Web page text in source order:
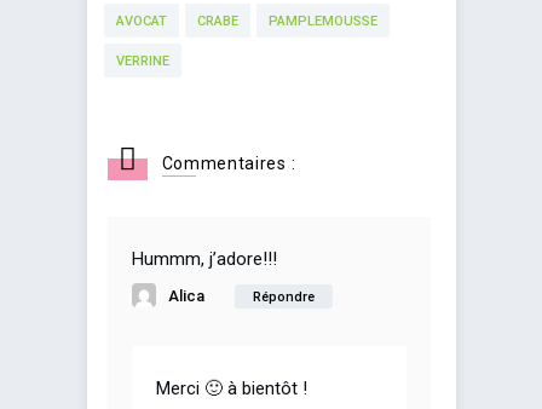
AVOCAT CRABE PAMPLEMOUSSE
VERRINE
Commentaires :
Hummm, j’adore!!!
Alica Répondre
Merci 🙂 à bientôt !